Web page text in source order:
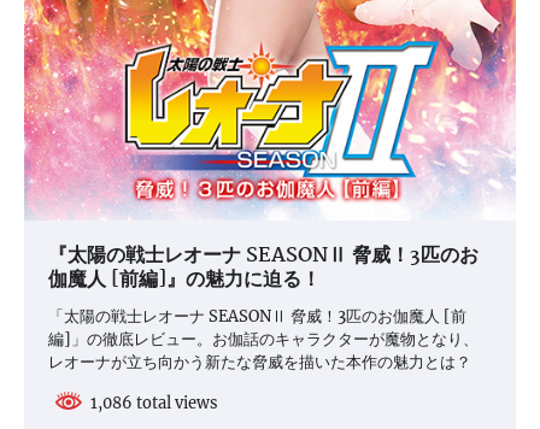
『太陽の戦士レオーナ SEASONⅡ 脅威！3匹のお
伽魔人 [前編]』の魅力に迫る！
「太陽の戦士レオーナ SEASONⅡ 脅威！3匹のお伽魔人 [前
編]」の徹底レビュー。お伽話のキャラクターが魔物となり、
レオーナが立ち向かう新たな脅威を描いた本作の魅力とは？
1,086 total views